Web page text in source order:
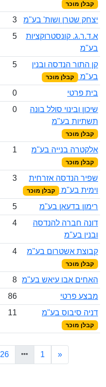
קבלן מוכר
יצחק שטרן ושות' בע"מ 3
א.ד.ר.ג. קונסטרוקציות
בע"מ
5
קן התור הנדסה ובנין
בע"מ
קבלן מוכר
5
בית פרטי 0
שיכון ובינוי סולל בונה
תשתיות בע"מ
קבלן מוכר
0
אלקטרה בנייה בע"מ
קבלן מוכר
1
שפיר הנדסה אזרחית
וימית בע"מ
קבלן מוכר
3
רימון בדעאן בע"מ 5
דונה חברה להנדסה
ובנין בע"מ
4
קבוצת אשטרום בע"מ
קבלן מוכר
4
האחים אבו עיאש בע"מ 8
מבצע פרטי
86
דניה סיבוס בע"מ
קבלן מוכר
11
«
1
26